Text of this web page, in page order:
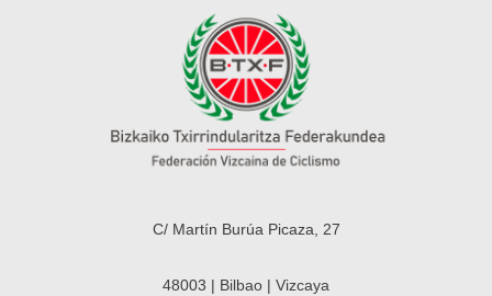
C/ Martín Burúa Picaza, 27
48003 | Bilbao | Vizcaya